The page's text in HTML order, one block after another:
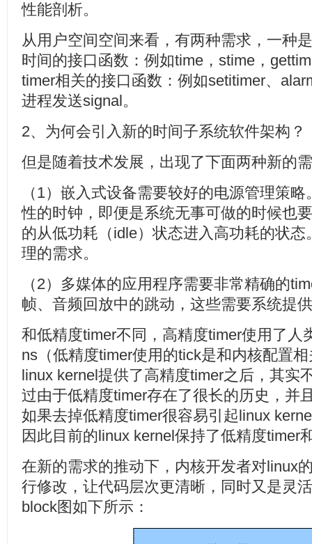
性能剖析。
从用户空间空间来看，有两种需求，一种
时间的接口函数：例如time，stime，
timer相关的接口函数：例如setitimer、
进程发送signal。
2、为何会引入新的时间子系统软件架构？
但是随着技术发展，出现了下面两种新的
（1）嵌入式设备需要较好的电源管理策
性的时钟，即便是系统无事可做的时候也
的从低功耗（idle）状态进入高功耗的状
理的需求。
（2）多媒体的应用程序需要非常精确的
帧、音频回放中的跳动，这些需要系统提
和低精度timer不同，高精度timer使用了人
ns（低精度timer使用的tick是和内核配置
linux kernel提供了高精度timer之后，其实
过由于低精度timer存在了很长的历史，并
如果去掉低精度timer很容易引起linux
因此目前的linux kernel保持了低精度timer
在新的需求的推动下，内核开发者对linux
行修改，让代码层次更清晰，同时又是灵
block图如下所示：